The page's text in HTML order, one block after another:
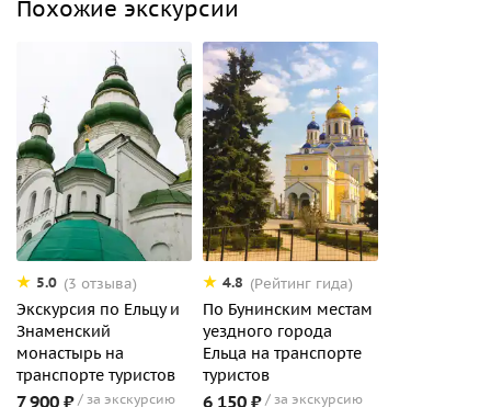
Похожие экскурсии
5.0 (3 отзыва)
Экскурсия по Ельцу и
Знаменский
монастырь на
транспорте туристов
7 900 ₽ за экскурсию
4.8 (Рейтинг гида)
По Бунинским местам
уездного города
Ельца на транспорте
туристов
6 150 ₽ за экскурсию